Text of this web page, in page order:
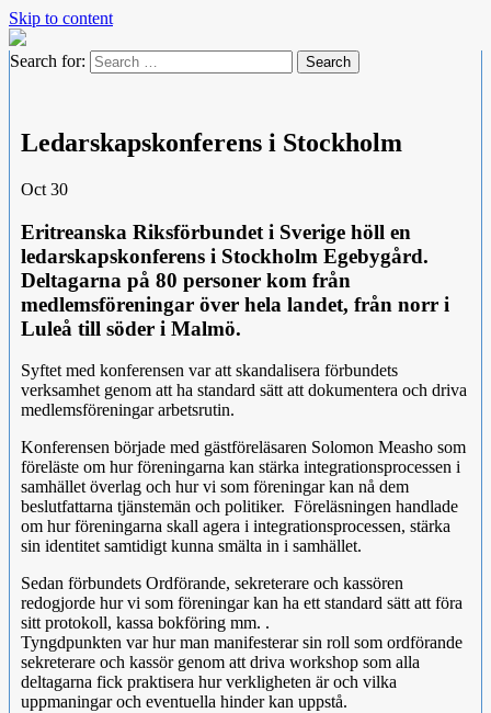
Skip to content
Search for:
Ledarskapskonferens i Stockholm
Oct 30
Eritreanska Riksförbundet i Sverige höll en
ledarskapskonferens i Stockholm Egebygård.
Deltagarna på 80 personer kom från
medlemsföreningar över hela landet, från norr i
Luleå till söder i Malmö.
Syftet med konferensen var att skandalisera förbundets
verksamhet genom att ha standard sätt att dokumentera och driva
medlemsföreningar arbetsrutin.
Konferensen började med gästföreläsaren Solomon Measho som
föreläste om hur föreningarna kan stärka integrationsprocessen i
samhället överlag och hur vi som föreningar kan nå dem
beslutfattarna tjänstemän och politiker. Föreläsningen handlade
om hur föreningarna skall agera i integrationsprocessen, stärka
sin identitet samtidigt kunna smälta in i samhället.
Sedan förbundets Ordförande, sekreterare och kassören
redogjorde hur vi som föreningar kan ha ett standard sätt att föra
sitt protokoll, kassa bokföring mm. .
Tyngdpunkten var hur man manifesterar sin roll som ordförande
sekreterare och kassör genom att driva workshop som alla
deltagarna fick praktisera hur verkligheten är och vilka
uppmaningar och eventuella hinder kan uppstå.